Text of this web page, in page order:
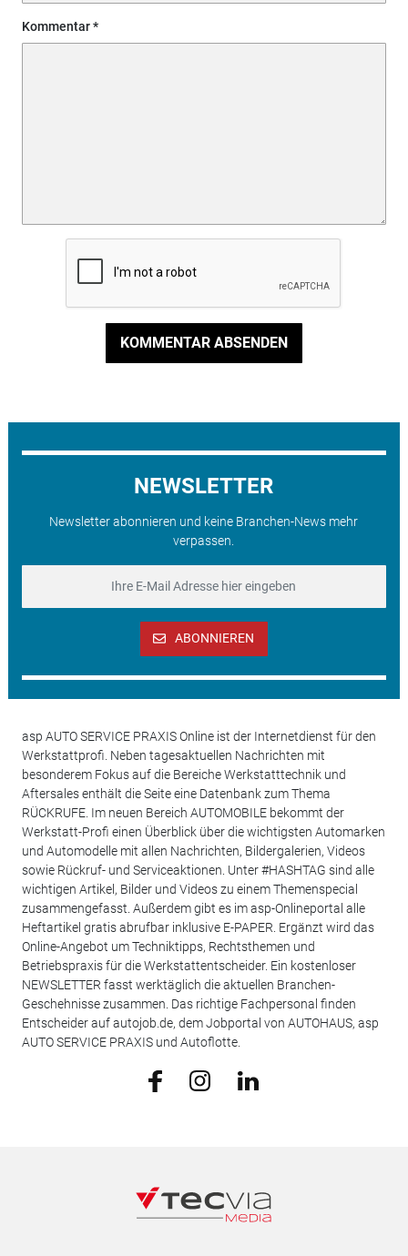
Kommentar
KOMMENTAR ABSENDEN
NEWSLETTER
Newsletter abonnieren und keine Branchen-News mehr
verpassen.
ABONNIEREN
asp AUTO SERVICE PRAXIS Online ist der Internetdienst für den
Werkstattprofi. Neben tagesaktuellen Nachrichten mit
besonderem Fokus auf die Bereiche Werkstatttechnik und
Aftersales enthält die Seite eine Datenbank zum Thema
RÜCKRUFE. Im neuen Bereich AUTOMOBILE bekommt der
Werkstatt-Profi einen Überblick über die wichtigsten Automarken
und Automodelle mit allen Nachrichten, Bildergalerien, Videos
sowie Rückruf- und Serviceaktionen. Unter #HASHTAG sind alle
wichtigen Artikel, Bilder und Videos zu einem Themenspecial
zusammengefasst. Außerdem gibt es im asp-Onlineportal alle
Heftartikel gratis abrufbar inklusive E-PAPER. Ergänzt wird das
Online-Angebot um Techniktipps, Rechtsthemen und
Betriebspraxis für die Werkstattentscheider. Ein kostenloser
NEWSLETTER fasst werktäglich die aktuellen Branchen-
Geschehnisse zusammen. Das richtige Fachpersonal finden
Entscheider auf autojob.de, dem Jobportal von AUTOHAUS, asp
AUTO SERVICE PRAXIS und Autoflotte.